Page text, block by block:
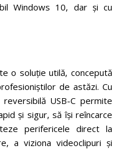
Windows 10, dar și cu
o soluție utilă, concepută
de astăzi. Cu
USB-C permite
și sigur, să își reîncarce
perifericele direct la
a viziona videoclipuri și